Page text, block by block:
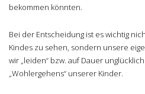
bekommen könnten.
Bei der Entscheidung ist es wichtig
Kindes zu sehen, sondern unsere
wir „leiden“ bzw. auf Dauer
„Wohlergehens“ unserer Kinder.